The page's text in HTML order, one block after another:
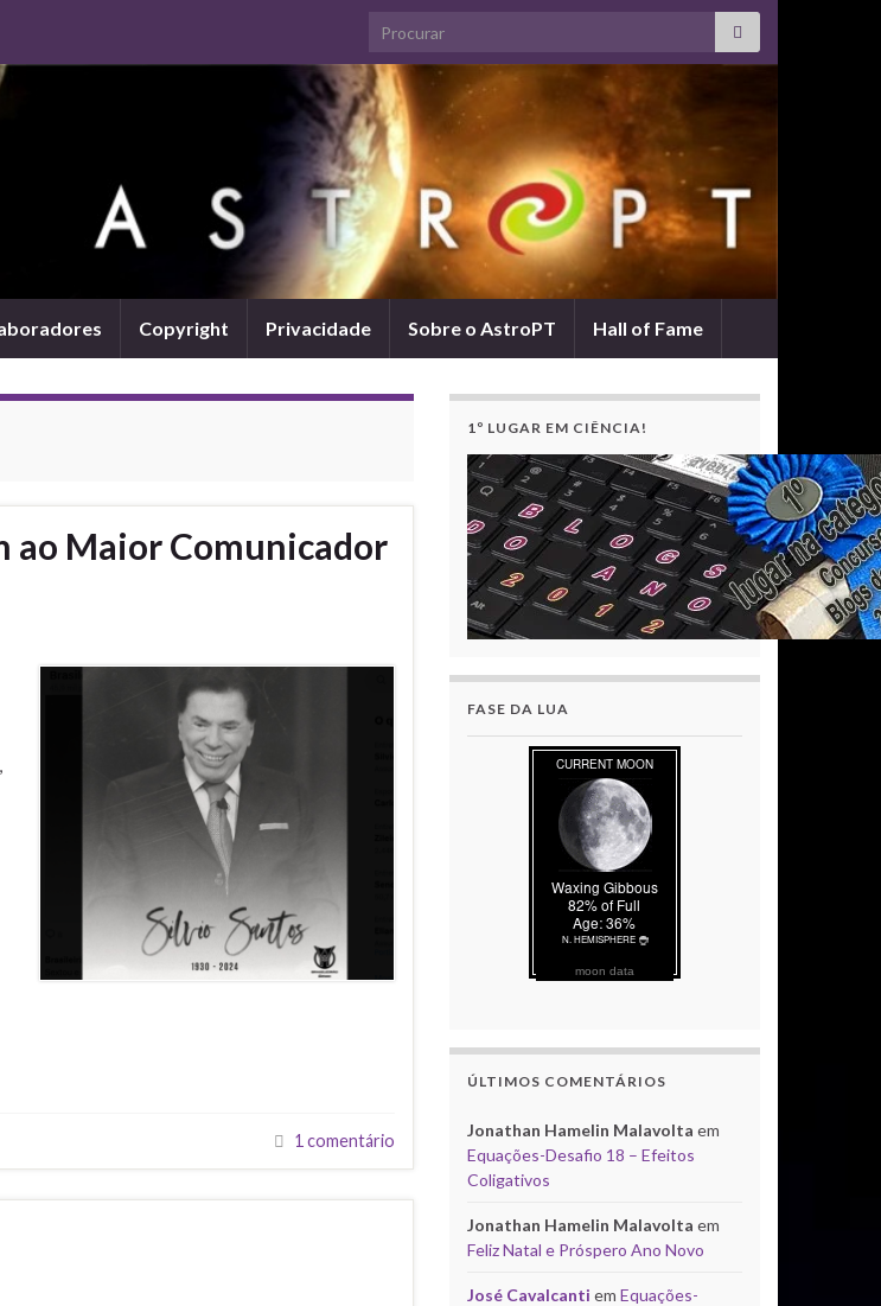
Search for:
Copyright Privacidade Sobre o AstroPT Hall of Fame
ao Maior Comunicador
1 comentário
1º LUGAR EM CIÊNCIA!
FASE DA LUA
moon data
ÚLTIMOS COMENTÁRIOS
Jonathan Hamelin Malavolta em
Equações-Desafio 18 – Efeitos
Coligativos
Jonathan Hamelin Malavolta em
Feliz Natal e Próspero Ano Novo
José Cavalcanti em Equações-